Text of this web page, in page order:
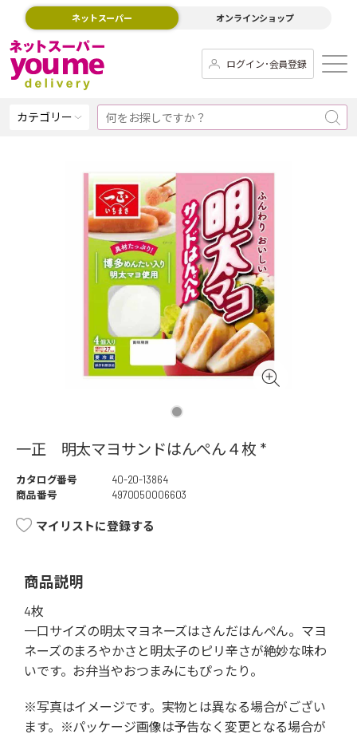
ネットスーパー オンラインショップ
ログイン･会員登録
カテゴリー
一正 明太マヨサンドはんぺん４枚 *
カタログ番号
40-20-13864
商品番号
4970050006603
マイリストに登録する
商品説明
4枚
一口サイズの明太マヨネーズはさんだはんぺん。マヨ
ネーズのまろやかさと明太子のピリ辛さが絶妙な味わ
いです。お弁当やおつまみにもぴったり。
※写真はイメージです。実物とは異なる場合がござい
ます。※パッケージ画像は予告なく変更となる場合が